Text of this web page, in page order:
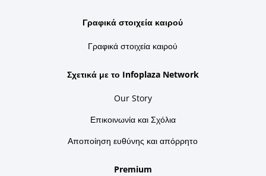
Γραφικά στοιχεία καιρού
Γραφικά στοιχεία καιρού
Σχετικά με το Infoplaza Network
Our Story
Επικοινωνία και Σχόλια
Αποποίηση ευθύνης και απόρρητο
Premium